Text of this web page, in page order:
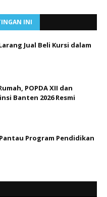
INI
Jual Beli Kursi dalam
POPDA XII dan
Banten 2026 Resmi
Program Pendidikan